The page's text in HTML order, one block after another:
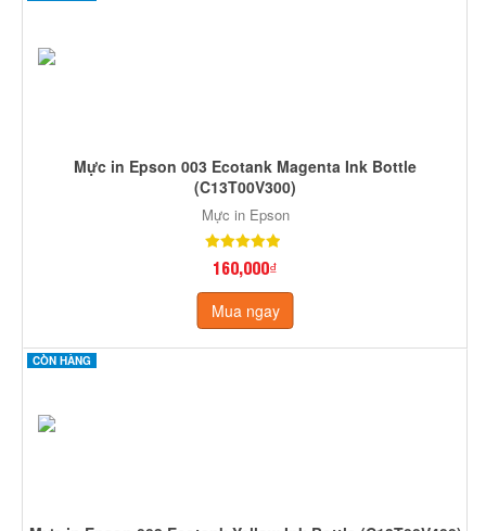
Mực in Epson 003 Ecotank Magenta Ink Bottle
(C13T00V300)
Mực in Epson
160,000₫
Mua ngay
CÒN HÀNG